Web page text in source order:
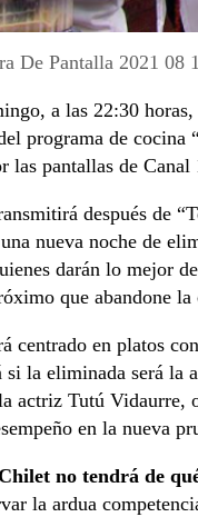
De Pantalla 2021 08
a las 22:30
programa de cocina
las pantallas de Canal
después de
nueva noche de
darán lo mejor
que abandone la
centrado en platos
si la eliminada será la
actriz Tutú Vidaurre,
en la nueva
no tendrá de
la ardua